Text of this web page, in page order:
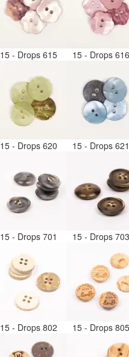
15 - Drops 615 15 - Drops
15 - Drops 620 15 - Drops
15 - Drops 701 15 - Drops
15 - Drops 802 15 - Drops